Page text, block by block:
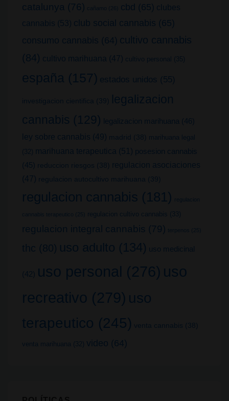
catalunya (76) cañamo (26) cbd (65) clubes
cannabis (53) club social cannabis (65)
consumo cannabis (64) cultivo cannabis
(84) cultivo marihuana (47) cultivo personal (35)
españa (157) estados unidos (55)
investigacion cientifica (39)
legalizacion
cannabis (129) legalizacion marihuana (46)
ley sobre cannabis (49) madrid (38)
marihuana legal
(32)
marihuana terapeutica (51) posesion cannabis
(45) reduccion riesgos (38)
regulacion asociaciones
(47) regulacion autocultivo marihuana (39)
regulacion cannabis (181) regulacion
cannabis terapeutico (25) regulacion cultivo cannabis (33)
regulacion integral cannabis (79) terpenos (25)
thc (80) uso adulto (134) uso medicinal
(42) uso personal (276) uso
recreativo (279) uso
terapeutico (245) venta cannabis (38)
venta marihuana (32) video (64)